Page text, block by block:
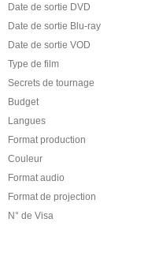
Date de sortie DVD
Date de sortie Blu-ray
Date de sortie VOD
Type de film
Secrets de tournage
Budget
Langues
Format production
Couleur
Format audio
Format de projection
N° de Visa